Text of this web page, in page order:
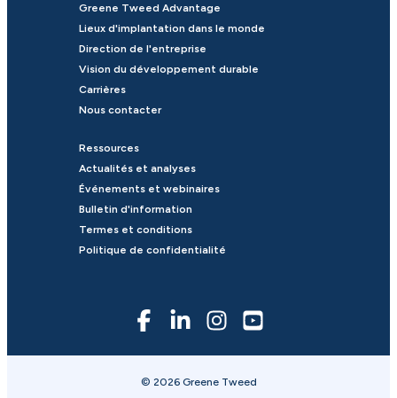
Greene Tweed Advantage
Lieux d'implantation dans le monde
Direction de l'entreprise
Vision du développement durable
Carrières
Nous contacter
Ressources
Actualités et analyses
Événements et webinaires
Bulletin d'information
Termes et conditions
Politique de confidentialité
© 2026 Greene Tweed